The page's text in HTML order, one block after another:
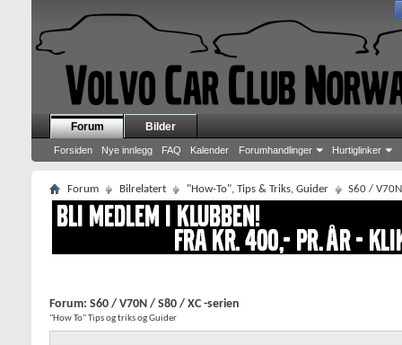
Forum
Forsiden Nye innlegg FAQ Kalender Forumhandlinger Hurtiglinker
Bilder
Forum Bilrelatert "How-To", Tips & Triks, Guider S60 /
Forum: S60 / V70N / S80 / XC -serien
"How To" Tips og triks og Guider